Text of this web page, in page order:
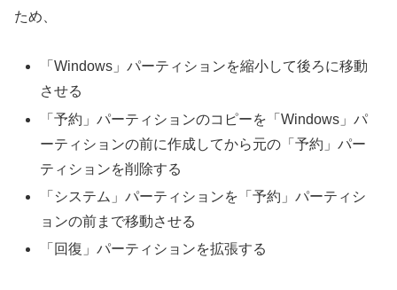
ため、
「Windows」パーティションを縮小して後ろに移動
させる
「予約」パーティションのコピーを「Windows」パ
ーティションの前に作成してから元の「予約」パー
ティションを削除する
「システム」パーティションを「予約」パーティシ
ョンの前まで移動させる
「回復」パーティションを拡張する